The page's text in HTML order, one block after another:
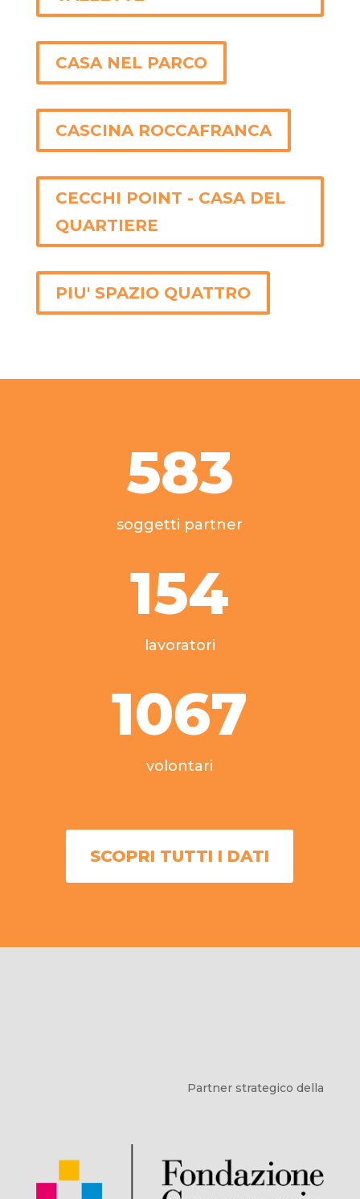
CASA NEL PARCO
CASCINA ROCCAFRANCA
CECCHI POINT - CASA DEL
QUARTIERE
PIU' SPAZIO QUATTRO
583
soggetti partner
154
lavoratori
1067
volontari
SCOPRI TUTTI I DATI
Partner strategico della